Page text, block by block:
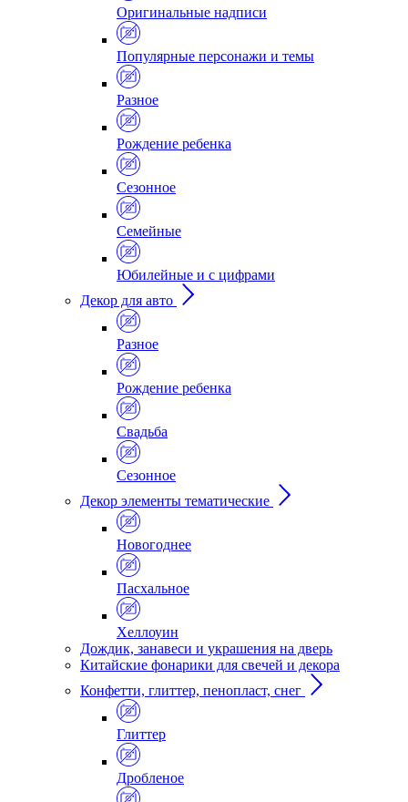
Оригинальные надписи
Популярные персонажи и темы
Разное
Рождение ребенка
Сезонное
Семейные
Юбилейные и с цифрами
Декор для авто
Разное
Рождение ребенка
Свадьба
Сезонное
Декор элементы тематические
Новогоднее
Пасхальное
Хеллоуин
Дождик, занавеси и украшения на дверь
Китайские фонарики для свечей и декора
Конфетти, глиттер, пенопласт, снег
Глиттер
Дробленое